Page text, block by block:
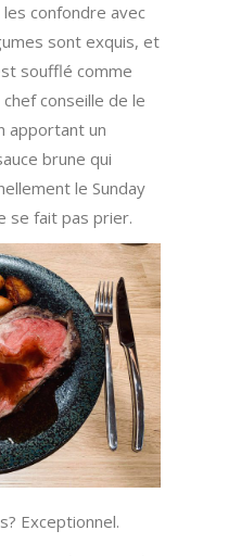
les confondre avec
sont exquis, et
soufflé comme
chef conseille de le
apportant un
brune qui
le Sunday
se fait pas prier.
Exceptionnel.